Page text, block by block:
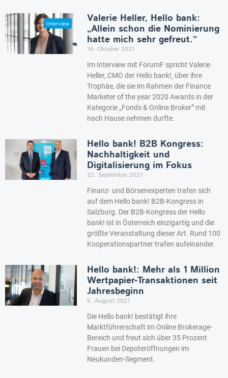
Valerie Heller, Hello bank:
„Allein schon die Nominierung
hatte mich sehr gefreut.”
14. Oktober 2021
Im Interview mit ForumF spricht Valerie
Heller, CMO der Hello bank!, über ihre
Trophäe, die sie im Rahmen der Finance
Marketer of the year 2020 Awards in der
Kategorie „Fonds & Online Broker” mit
nach Hause nehmen durfte.
Hello bank! B2B Kongress:
Nachhaltigkeit und
Digitalisierung im Fokus
22. September 2021
Finanz- und Börsenexperten trafen sich
auf dem Hello bank! B2B-Kongress in
Salzburg. Der B2B-Kongress der Hello
bank! ist in Österreich einzigartig und die
größte Veranstaltung dieser Art. Rund 100
Kooperationspartner trafen aufeinander.
Hello bank!: Mehr als 1 Million
Wertpapier-Transaktionen seit
Jahresbeginn
6. August 2021
Die Hello bank! bestätigt ihre
Marktführerschaft im Online Brokerage-
Bereich und freut sich über 35 Prozent
Frauen bei Depoteröffnungen im
Neukunden-Segment.